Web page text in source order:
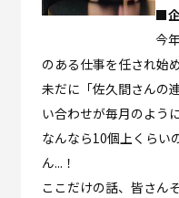
■
今
のある仕事を任され始
未だに「佐久間さんの
い合わせが毎月のよう
なんなら10個上くらい
ん...！
ここだけの話、皆さん